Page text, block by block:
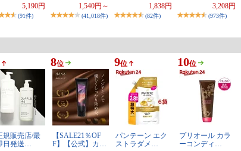
5,190円
(91件)
1,540円～
(41,018件)
1,838円
(82件)
3,208円
(973件)
規販売店/最
日発送…
8位
【SALE21％OF
F】【公式】カ…
9位
パンテーン エク
ストラダメ…
10位
プリオール カラ
ーコンディ…